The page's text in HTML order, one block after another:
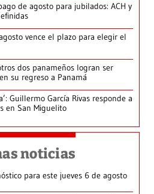
de agosto para jubilados: ACH y
vence el plazo para elegir el
dos panameños logran ser
su regreso a Panamá
Guillermo García Rivas responde a
en San Miguelito
noticias
para este jueves 6 de agosto